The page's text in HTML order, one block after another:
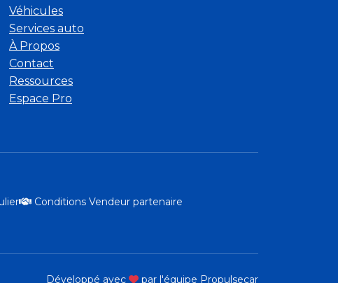
Véhicules
Services auto
À Propos
Contact
Ressources
Espace Pro
Conditions Vendeur partenaire
Développé avec par l'équipe Propulsecar